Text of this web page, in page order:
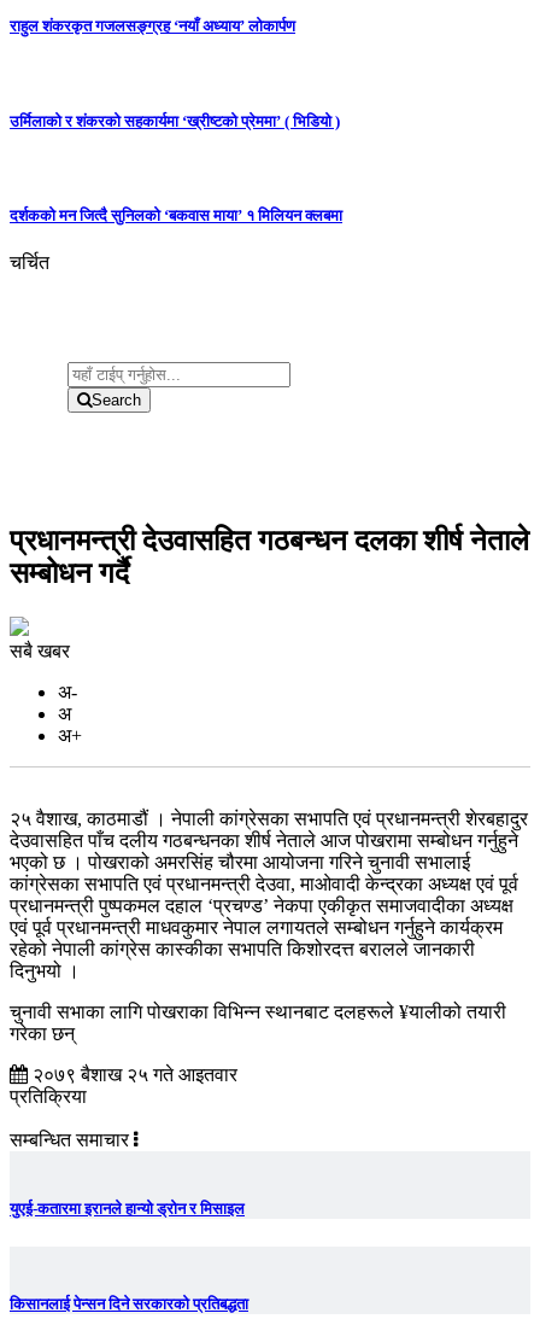
राहुल शंकरकृत गजलसङ्ग्रह ‘नयाँ अध्याय’ लोकार्पण
उर्मिलाको र शंकरको सहकार्यमा ‘ख्रीष्टको प्रेममा’ ( भिडियो )
दर्शकको मन जित्दै सुनिलको ‘बकवास माया’ १ मिलियन क्लबमा
चर्चित
Search
प्रधानमन्त्री देउवासहित गठबन्धन दलका शीर्ष नेताले
सम्बोधन गर्दै
सबै खबर
अ-
अ
अ+
२५ वैशाख, काठमाडौं । नेपाली कांग्रेसका सभापति एवं प्रधानमन्त्री शेरबहादुर
देउवासहित पाँच दलीय गठबन्धनका शीर्ष नेताले आज पोखरामा सम्बोधन गर्नुहुने
भएको छ । पोखराको अमरसिंह चौरमा आयोजना गरिने चुनावी सभालाई
कांग्रेसका सभापति एवं प्रधानमन्त्री देउवा, माओवादी केन्द्रका अध्यक्ष एवं पूर्व
प्रधानमन्त्री पुष्पकमल दहाल ‘प्रचण्ड’ नेकपा एकीकृत समाजवादीका अध्यक्ष
एवं पूर्व प्रधानमन्त्री माधवकुमार नेपाल लगायतले सम्बोधन गर्नुहुने कार्यक्रम
रहेको नेपाली कांग्रेस कास्कीका सभापति किशोरदत्त बरालले जानकारी
दिनुभयो ।
चुनावी सभाका लागि पोखराका विभिन्न स्थानबाट दलहरूले ¥यालीको तयारी
गरेका छन्
२०७९ बैशाख २५ गते आइतवार
प्रतिक्रिया
सम्बन्धित समाचार
युएई-कतारमा इरानले हान्यो ड्रोन र मिसाइल
किसानलाई पेन्सन दिने सरकारको प्रतिबद्धता